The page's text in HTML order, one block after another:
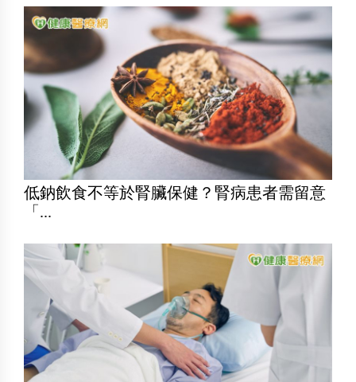
低鈉飲食不等於腎臟保健？腎病患者需留意
「...